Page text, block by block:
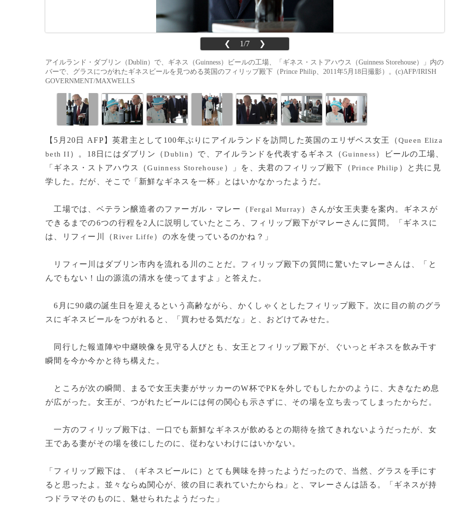
❮ 1/7 ❯
アイルランド・ダブリン（Dublin）で、ギネス（Guinness）ビールの工場、「ギネス・ストアハウス（Guinness Storehouse）」内の
バーで、グラスにつがれたギネスビールを見つめる英国のフィリップ殿下（Prince Philip、2011年5月18日撮影）。(c)AFP/IRISH
GOVERNMENT/MAXWELLS
【5月20日 AFP】英君主として100年ぶりにアイルランドを訪問した英国のエリザベス女王（Queen Eliza
beth II）。18日にはダブリン（Dublin ）で、アイルランドを代表するギネス（Guinness）ビールの工場、
「ギネス・ストアハウス（Guinness Storehouse ）」を、夫君のフィリップ殿下（Prince Philip ）と共に見
学した。だが、そこで「新鮮なギネスを一杯」とはいかなかったようだ。
工場では、ベテラン醸造者のファーガル・マレー（ Fergal Murray）さんが女王夫妻を案内。ギネスが
できるまでの6つの行程を2人に説明していたところ、フィリップ殿下がマレーさんに質問。「ギネスに
は、リフィー川（River Liffe ）の水を使っているのかね？」
リフィー川はダブリン市内を流れる川のことだ。フィリップ殿下の質問に驚いたマレーさんは、「と
んでもない！山の源流の清水を使ってますよ」と答えた。
6月に90歳の誕生日を迎えるという高齢ながら、かくしゃくとしたフィリップ殿下。次に目の前のグラ
スにギネスビールをつがれると、「買わせる気だな」と、おどけてみせた。
同行した報道陣や中継映像を見守る人びとも、女王とフィリップ殿下が、ぐいっとギネスを飲み干す
瞬間を今か今かと待ち構えた。
ところが次の瞬間、まるで女王夫妻がサッカーのW杯でPKを外しでもしたかのように、大きなため息
が広がった。女王が、つがれたビールには何の関心も示さずに、その場を立ち去ってしまったからだ。
一方のフィリップ殿下は、一口でも新鮮なギネスが飲めるとの期待を捨てきれないようだったが、女
王である妻がその場を後にしたのに、従わないわけにはいかない。
「フィリップ殿下は、（ギネスビールに）とても興味を持ったようだったので、当然、グラスを手にす
ると思ったよ。並々ならぬ関心が、彼の目に表れていたからね」と、マレーさんは語る。「ギネスが持
つドラマそのものに、魅せられたようだった」